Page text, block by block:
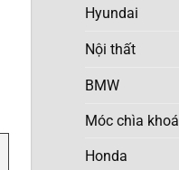
Hyundai
Nội thất
BMW
Móc chìa khoá
Honda